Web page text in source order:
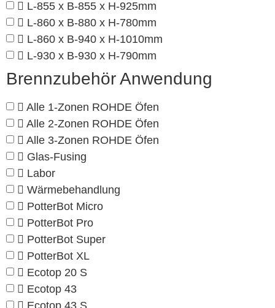
L-855 x B-855 x H-925mm
L-860 x B-880 x H-780mm
L-860 x B-940 x H-1010mm
L-930 x B-930 x H-790mm
Brennzubehör Anwendung
Alle 1-Zonen ROHDE Öfen
Alle 2-Zonen ROHDE Öfen
Alle 3-Zonen ROHDE Öfen
Glas-Fusing
Labor
Wärmebehandlung
PotterBot Micro
PotterBot Pro
PotterBot Super
PotterBot XL
Ecotop 20 S
Ecotop 43